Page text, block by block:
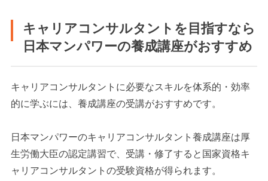
キャリアコンサルタントを目指すなら
日本マンパワーの養成講座がおすすめ
キャリアコンサルタントに必要なスキルを体系的・効率
的に学ぶには、養成講座の受講がおすすめです。
日本マンパワーのキャリアコンサルタント養成講座は厚
生労働大臣の認定講習で、受講・修了すると国家資格キ
ャリアコンサルタントの受験資格が得られます。